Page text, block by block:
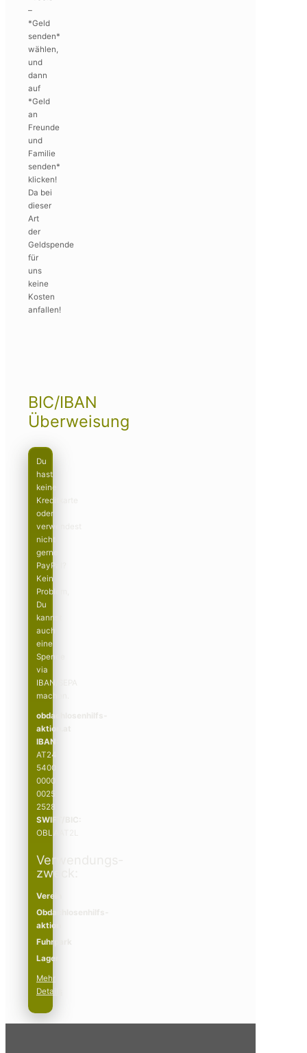
–
*Geld
senden*
wählen,
und
dann
auf
*Geld
an
Freunde
und
Familie
senden*
klicken!
Da bei
dieser
Art
der
Geldspende
für
uns
keine
Kosten
anfallen!
BIC/IBAN
Überweisung
Du
hast
keine
Kreditkarte
oder
verwendest
nicht
gerne
PayPal?
Kein
Problem,
Du
kannst
auch
eine
Spende
via
IBAN/SEPA
machen.
obdachlosenhilfs­­
aktion.at
IBAN:
AT24
5400
0000
0025
2528
SWIFT/BIC:
OBLAAT2L
Verwendungs­­
zweck:
Verein
Obdachlosenhilfs­­
aktion
Fuhrpark
Lager
Mehr
Details